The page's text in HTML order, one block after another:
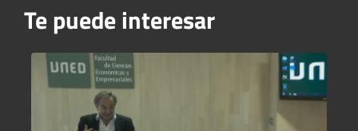
Te puede interesar